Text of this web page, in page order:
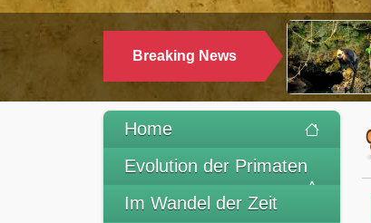
Breaking News
Home
Evolution der Primaten
Im Wandel der Zeit